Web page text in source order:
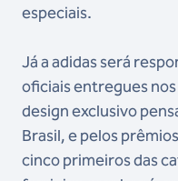
especiais.
Já a adidas será
oficiais entregues
design exclusivo
Brasil, e pelos
cinco primeiros das